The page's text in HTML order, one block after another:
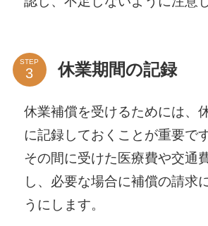
STEP 休業期間の記録
休業補償を受けるためには、
に記録しておくことが重要です
その間に受けた医療費や交通
し、必要な場合に補償の請求
うにします。